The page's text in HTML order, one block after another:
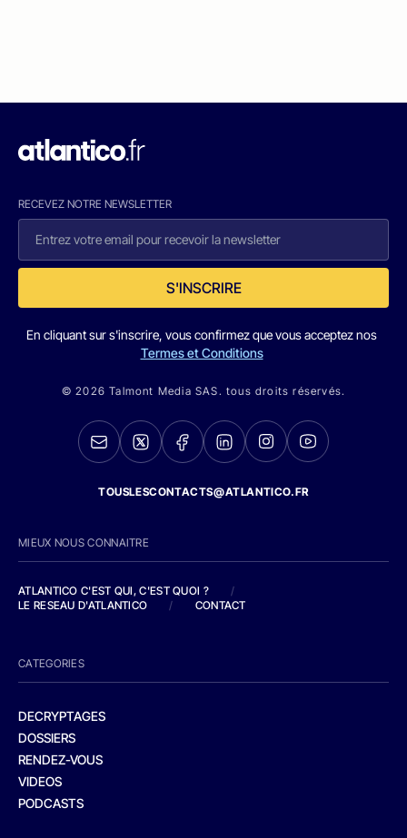
RECEVEZ NOTRE NEWSLETTER
S'INSCRIRE
En cliquant sur s'inscrire, vous confirmez que vous acceptez nos
Termes et Conditions
© 2026 Talmont Media SAS. tous droits réservés.
TOUSLESCONTACTS@ATLANTICO.FR
MIEUX NOUS CONNAITRE
ATLANTICO C'EST QUI, C'EST QUOI ?
/
LE RESEAU D'ATLANTICO
/ CONTACT
CATEGORIES
DECRYPTAGES
DOSSIERS
RENDEZ-VOUS
VIDEOS
PODCASTS